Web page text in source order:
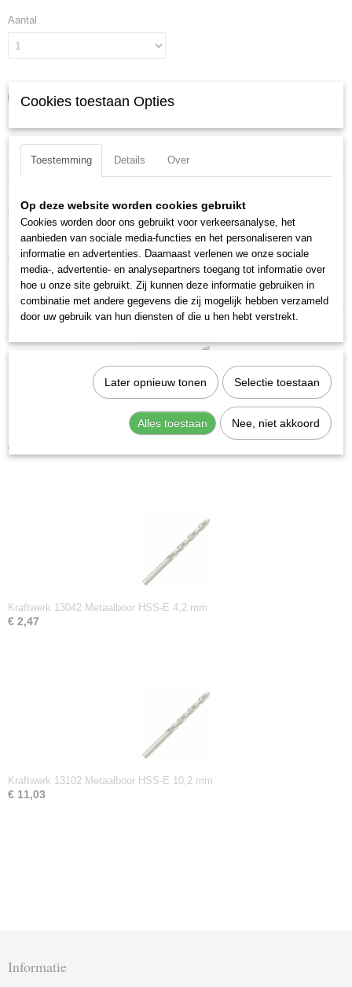
Aantal
IN WINKELWAGEN
Specificaties
Productcode
EAN code
7612206047968
Cobalt metaalboor met hoge standtijd voorzien van splitpunt.
Materiaal: HSS-E, Co5
Totale lengte: 109 mm
DIN ISO: DIN 338 N / ISO 235
Ook interessant
Kraftwerk 13033 Metaalboor HSS-E 3,3 mm
€ 2,01
Kraftwerk 13042 Metaalboor HSS-E 4,2 mm
€ 2,47
Kraftwerk 13102 Metaalboor HSS-E 10,2 mm
€ 11,03
Informatie
Cookies toestaan Opties
Toestemming Details Over
Op deze website worden cookies gebruikt
Cookies worden door ons gebruikt voor verkeersanalyse, het
aanbieden van sociale media-functies en het personaliseren van
informatie en advertenties. Daarnaast verlenen we onze sociale
media-, advertentie- en analysepartners toegang tot informatie over
hoe u onze site gebruikt. Zij kunnen deze informatie gebruiken in
combinatie met andere gegevens die zij mogelijk hebben verzameld
door uw gebruik van hun diensten of die u hen hebt verstrekt.
Later opnieuw tonen Selectie toestaan
Alles toestaan Nee, niet akkoord